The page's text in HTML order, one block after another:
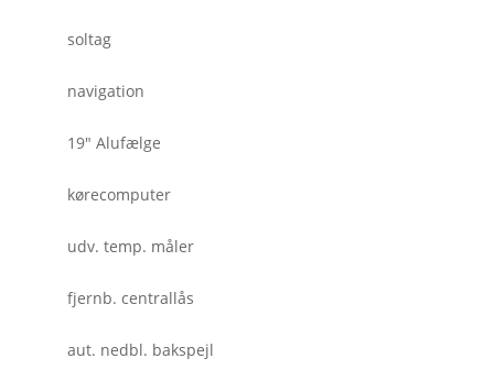
soltag
navigation
19" Alufælge
kørecomputer
udv. temp. måler
fjernb. centrallås
aut. nedbl. bakspejl